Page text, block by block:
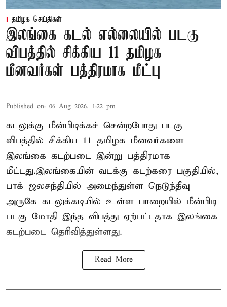
தமிழக செய்திகள்
இலங்கை கடல் எல்லையில் படகு
விபத்தில் சிக்கிய 11 தமிழக
மீனவர்கள் பத்திரமாக மீட்பு
Published on: 06 Aug 2026, 1:22 pm
கடலுக்கு மீன்பிடிக்கச் சென்றபோது படகு
விபத்தில் சிக்கிய 11 தமிழக மீனவர்களை
இலங்கை கடற்படை இன்று பத்திரமாக
மீட்டது.இலங்கையின் வடக்கு கடற்கரை பகுதியில்,
பாக் ஜலசந்தியில் அமைந்துள்ள நெடுந்தீவு
அருகே கடலுக்கடியில் உள்ள பாறையில் மீன்பிடி
படகு மோதி இந்த விபத்து ஏற்பட்டதாக இலங்கை
கடற்படை தெரிவித்துள்ளது.
Read More